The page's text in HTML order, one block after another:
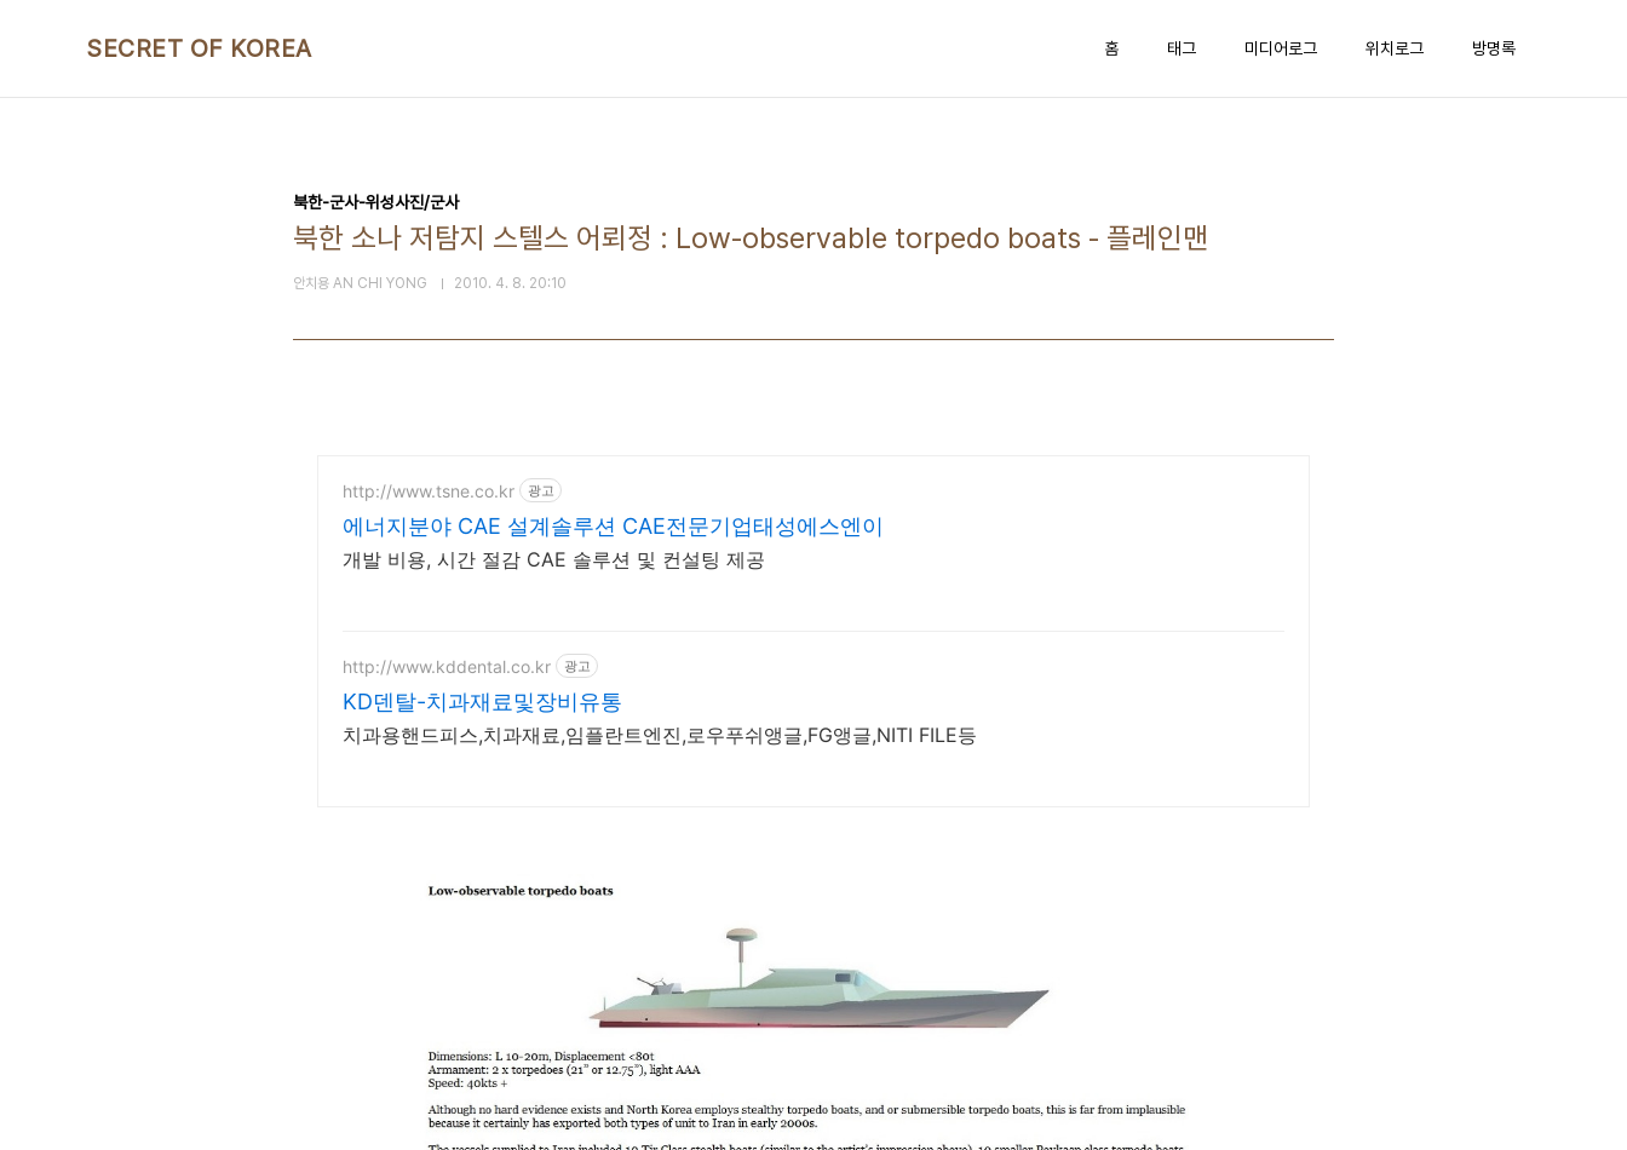
SECRET OF KOREA 홈 태그 미디어로그 위치로그 방명록
북한-군사-위성사진/군사
북한 소나 저탐지 스텔스 어뢰정 : Low-observable torpedo boats - 플레인맨
안치용 AN CHI YONG 2010. 4. 8. 20:10
http://www.tsne.co.kr 광고
에너지분야 CAE 설계솔루션 CAE전문기업태성에스엔이
개발 비용, 시간 절감 CAE 솔루션 및 컨설팅 제공
http://www.kddental.co.kr 광고
KD덴탈-치과재료및장비유통
치과용핸드피스,치과재료,임플란트엔진,로우푸쉬앵글,FG앵글,NITI FILE등